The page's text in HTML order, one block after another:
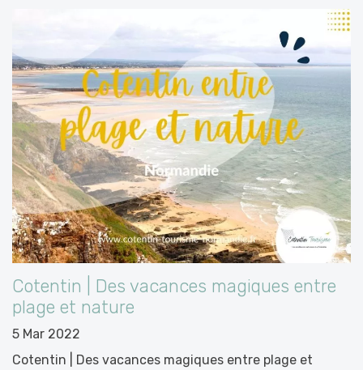
Cotentin | Des vacances magiques entre
plage et nature
5 Mar 2022
Cotentin | Des vacances magiques entre plage et